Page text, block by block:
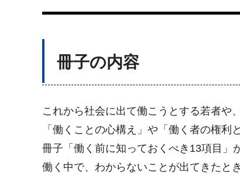
冊子の内容
これから社会に出て働こうとする若者や
「働くことの心構え」や「働く者の権
冊子「働く前に知っておくべき13項目」
働く中で、わからないことが出てきたと